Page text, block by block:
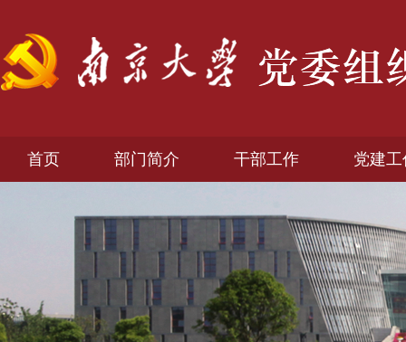
首页 部门简介 干部工作 党建工